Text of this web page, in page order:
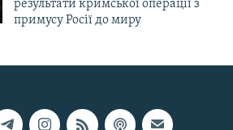
результати кримської операції з
примусу Росії до миру